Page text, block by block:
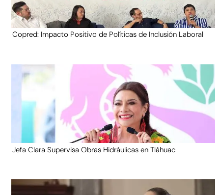
Copred: Impacto Positivo de Políticas de Inclusión Laboral
Jefa Clara Supervisa Obras Hidráulicas en Tláhuac